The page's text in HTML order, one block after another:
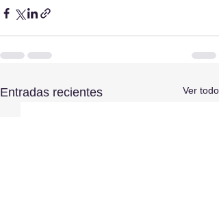
Entradas recientes Ver todo